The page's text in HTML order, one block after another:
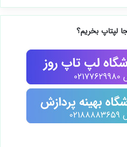
لپتاپ بخریم؟